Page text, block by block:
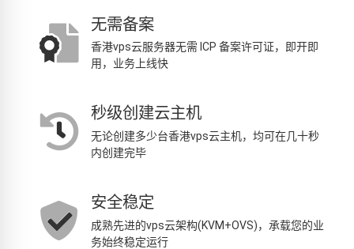
无需备案
香港vps云服务器无需 ICP 备案许可证，即开即
用，业务上线快
秒级创建云主机
无论创建多少台香港vps云主机，均可在几十秒
内创建完毕
安全稳定
成熟先进的vps云架构(KVM+OVS)，承载您的业
务始终稳定运行